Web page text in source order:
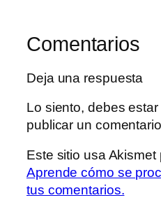
Comentarios
Deja una respuesta
Lo siento, debes estar
publicar un
Este sitio usa
Aprende cómo se
tus comentarios.